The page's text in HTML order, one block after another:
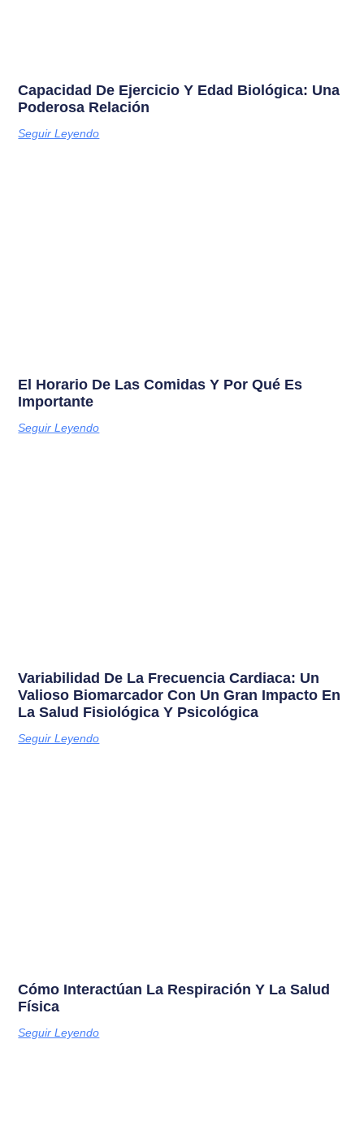
Capacidad De Ejercicio Y Edad Biológica: Una
Poderosa Relación
Seguir Leyendo
El Horario De Las Comidas Y Por Qué Es
Importante
Seguir Leyendo
Variabilidad De La Frecuencia Cardiaca: Un
Valioso Biomarcador Con Un Gran Impacto En
La Salud Fisiológica Y Psicológica
Seguir Leyendo
Cómo Interactúan La Respiración Y La Salud
Física
Seguir Leyendo